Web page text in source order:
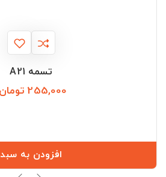
تسمه A21
255,000 تومان
افزودن به سبد